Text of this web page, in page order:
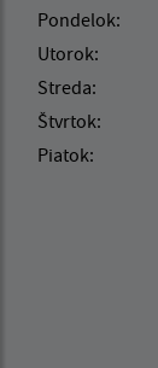
Pondelok:
Utorok:
Streda:
Štvrtok:
Piatok: